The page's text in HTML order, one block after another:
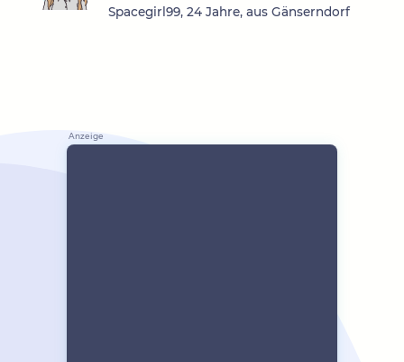
Spacegirl99, 24 Jahre, aus Gänserndorf